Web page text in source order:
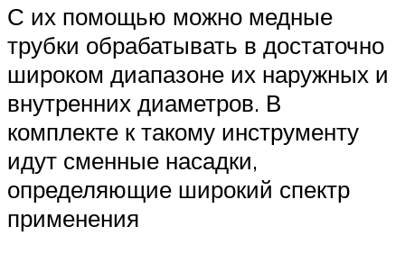
С их помощью можно медные
трубки обрабатывать в достаточно
широком диапазоне их наружных и
внутренних диаметров. В
комплекте к такому инструменту
идут сменные насадки,
определяющие широкий спектр
применения